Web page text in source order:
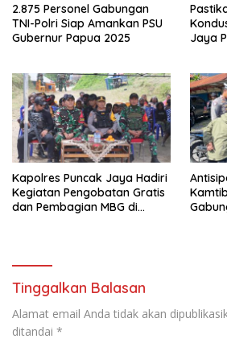
2.875 Personel Gabungan
TNI-Polri Siap Amankan PSU
Gubernur Papua 2025
Jaya
Kapolres Puncak Jaya Hadiri
Kegiatan Pengobatan Gratis
dan Pembagian MBG di
Tinggalkan Balasan
Alamat email Anda tidak akan
ditandai *